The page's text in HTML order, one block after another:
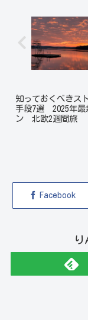
知っておくべきス
手段7選 2025年
ン 北欧2週間旅
Facebook
り